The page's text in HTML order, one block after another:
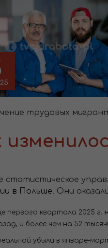
трудовых
статистическое
в Польше. Они
первого квартала 2025 г.
и более чем на 52
убыли в январе-